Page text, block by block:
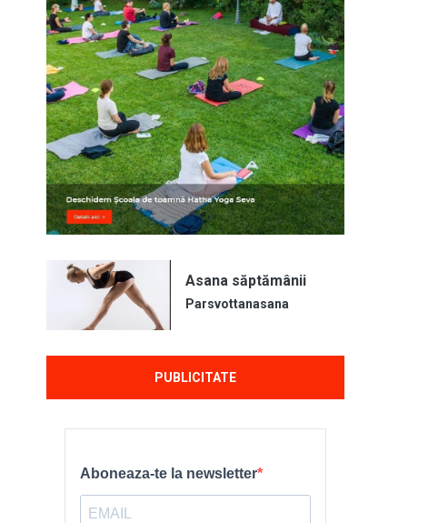
Asana săptămânii
Parsvottanasana
PUBLICITATE